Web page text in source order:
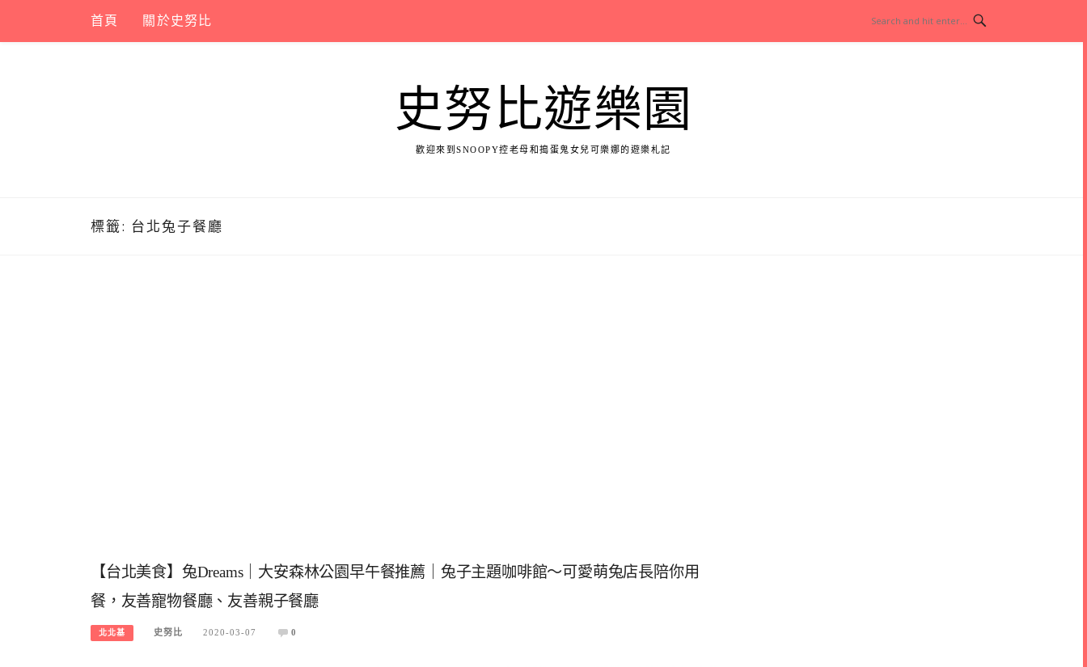
content
首頁 關於史努比
史努比遊樂園
歡迎來到SNOOPY控老母和搗蛋鬼女兒可樂娜的遊樂札記
標籤: 台北兔子餐廳
【台北美食】兔Dreams｜大安森林公園早午餐推薦｜兔子主題咖啡館～可愛萌兔店長陪你用
餐，友善寵物餐廳、友善親子餐廳
北北基 史努比 2020-03-07 0